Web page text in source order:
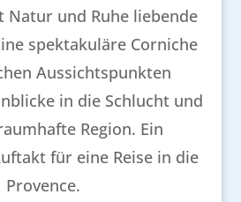
Natur und Ruhe liebende
spektakuläre Corniche
Aussichtspunkten
in die Schlucht und
Region. Ein
für eine Reise in die
Provence.